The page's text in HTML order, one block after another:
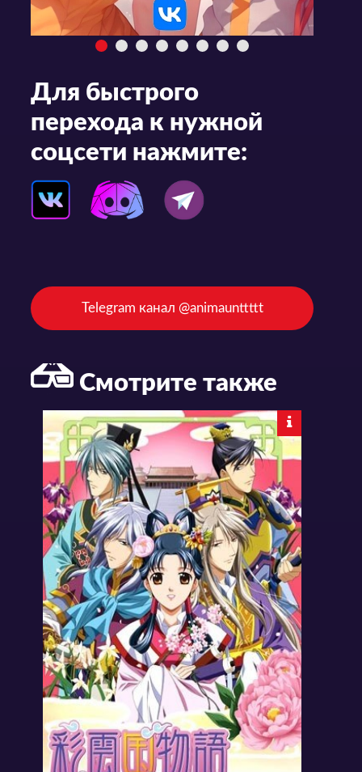
Для быстрого
перехода к нужной
соцсети нажмите:
Telegram канал @animaunttttt
Смотрите также